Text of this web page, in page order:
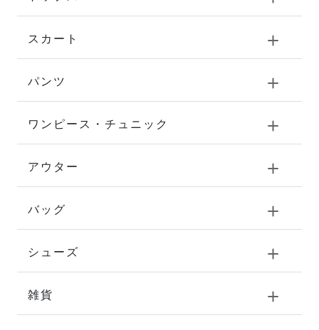
スカート
パンツ
ワンピース・チュニック
アウター
バッグ
シューズ
雑貨